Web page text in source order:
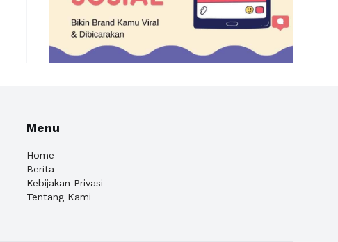
Menu
Home
Berita
Kebijakan Privasi
Tentang Kami